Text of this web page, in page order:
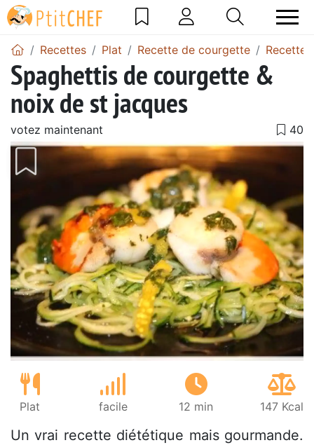
Recettes Plat Recette de courgette
Spaghettis de courgette &
noix de st jacques
votez maintenant
Plat facile 12 min 147 Kcal
Un vrai recette diététique mais gourmande.